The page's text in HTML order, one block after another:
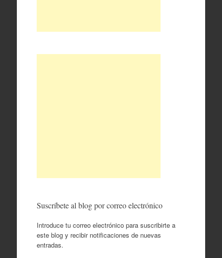
Suscríbete al blog por correo electrónico
Introduce tu correo electrónico para suscribirte a
este blog y recibir notificaciones de nuevas
entradas.